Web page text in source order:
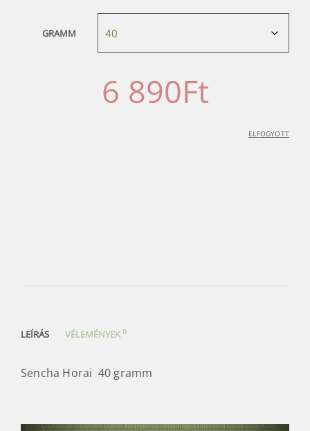
GRAMM
6 890Ft
ELFOGYOTT
LEÍRÁS VÉLEMÉNYEK0
Sencha Horai 40 gramm